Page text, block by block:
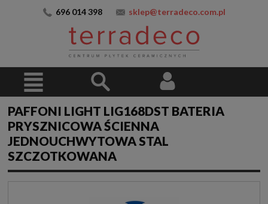
696 014 398 sklep@terradeco.com.pl
PAFFONI LIGHT LIG168DST BATERIA
PRYSZNICOWA ŚCIENNA
JEDNOUCHWYTOWA STAL
SZCZOTKOWANA